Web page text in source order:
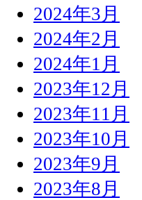
2024年3月
2024年2月
2024年1月
2023年12月
2023年11月
2023年10月
2023年9月
2023年8月